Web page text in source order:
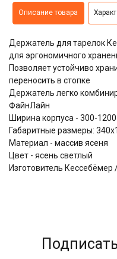
Описание товара
Держатель для тарелок
для эргономичного
Позволяет устойчиво
переносить в стопке
Держатель легко
ФайнЛайн
Ширина корпуса - 300-
Габаритные размеры:
Материал - массив ясеня
Цвет - ясень светлый
Изготовитель